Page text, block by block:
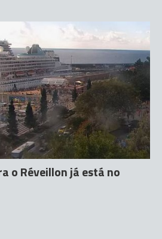
o Réveillon já está no